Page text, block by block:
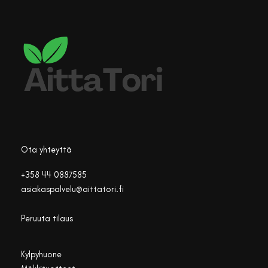
Ota yhteyttä
+358 44 0887585
asiakaspalvelu@aittatori.fi
Peruuta tilaus
Kylpyhuone